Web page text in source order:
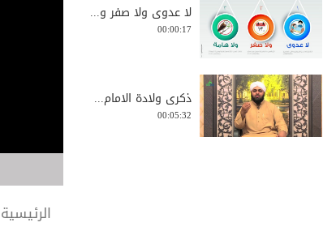
الرئيسية
لا عدوى ولا صفر و...
00:00:17
ذکری ولادة الامام...
00:05:32